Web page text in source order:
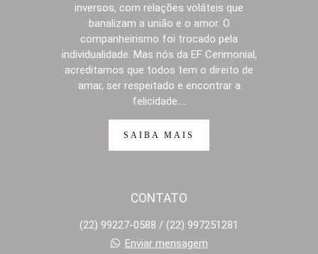
inversos, com relações voláteis que
banalizam a união e o amor. O
companheirismo foi trocado pela
individualidade. Mas nós da EF Cerimonial,
acreditamos que todos tem o direito de
amar, ser respeitado e encontrar a
felicidade....
SAIBA MAIS
CONTATO
(22) 99227-0588 / (22) 997251281
Enviar mensagem